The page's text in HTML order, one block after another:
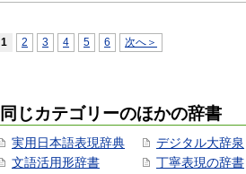
1 2 3 4 5 6 次へ＞
同じカテゴリーのほかの辞書
実用日本語表現辞典
文語活用形辞書
デジタル大辞泉
丁寧表現の辞書